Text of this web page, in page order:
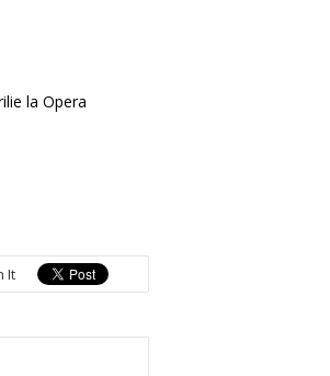
la Opera
It